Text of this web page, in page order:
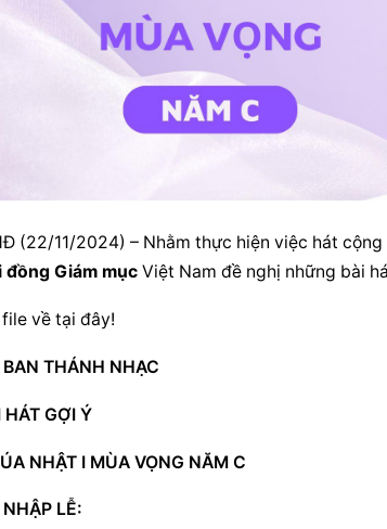
đồng Giám mục Việt Nam đề nghị những bài
file về tại đây!
BAN THÁNH NHẠC
HÁT GỢI Ý
NHẬT I MÙA VỌNG NĂM C
LỄ: